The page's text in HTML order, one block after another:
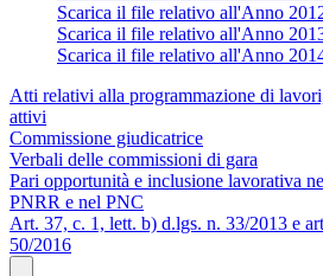
Scarica il file relativo all'Anno
Scarica il file relativo all'Anno
Scarica il file relativo all'Anno
Atti relativi alla programmazione di
attivi
Commissione giudicatrice
Verbali delle commissioni di gara
Pari opportunità e inclusione lavorativa
PNRR e nel PNC
Art. 37, c. 1, lett. b) d.lgs. n. 33/2013 e
50/2016